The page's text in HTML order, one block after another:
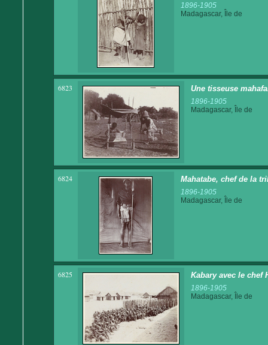
1896-1905
Madagascar, Île de
6823 Une tisseuse
1896-1905
Madagascar, Île de
6824 Mahatabe, chef de la
1896-1905
Madagascar, Île de
6825 Kabary avec le chef
1896-1905
Madagascar, Île de